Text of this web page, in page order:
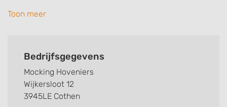
contact met het bedrijf opnemen door te bellen of een
welke zaken Mocking Hoveniers voor u kan verzorgen.
als u al ervaring heeft met dit bedrijf.
Zoekt u een ander bedrijf? Bekijk dan andere
Toon meer
Bedrijfsgegevens
Mocking Hoveniers
Wijkersloot 12
3945LE Cothen